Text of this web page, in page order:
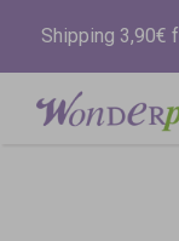
Shipping 3,90€